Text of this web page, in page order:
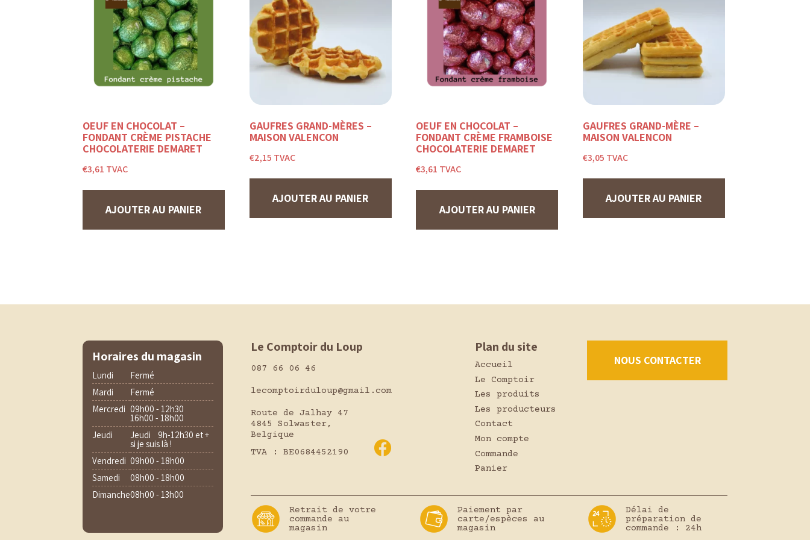
OEUF EN CHOCOLAT –
FONDANT CRÈME PISTACHE
CHOCOLATERIE DEMARET
€3,61 TVAC
AJOUTER AU PANIER
GAUFRES GRAND-MÈRES –
MAISON VALENÇON
€2,15 TVAC
AJOUTER AU PANIER
OEUF EN CHOCOLAT –
FONDANT CRÈME FRAMBOISE
CHOCOLATERIE DEMARET
€3,61 TVAC
AJOUTER AU PANIER
GAUFRES GRAND-MÈRE –
MAISON VALENÇON
€3,05 TVAC
AJOUTER AU PANIER
Horaires du magasin
Lundi
Fermé
Mardi
Fermé
Mercredi 09h00 - 12h30
16h00 - 18h00
Jeudi
Jeudi 9h-12h30 et +
si je suis là !
Vendredi 09h00 - 18h00
Samedi
08h00 - 18h00
Dimanche08h00 - 13h00
Le Comptoir du Loup
087 66 06 46
lecomptoirduloup@gmail.com
Route de Jalhay 47
4845 Solwaster,
Belgique
TVA : BE0684452190
Plan du site
Accueil
Le Comptoir
Les produits
Les producteurs
Contact
Mon compte
Commande
Panier
NOUS CONTACTER
Retrait de votre
commande au
magasin
Paiement par
carte/espèces au
magasin
Délai de
préparation de
commande : 24h